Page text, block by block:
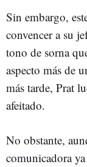
Sin embargo,
convencer a su
tono de sorna
aspecto más de
más tarde, Prat
afeitado.
No obstante,
comunicadora